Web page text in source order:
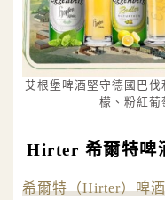
艾根堡啤酒堅守德國巴
檬、粉紅葡
Hirter 希爾特啤
希爾特（Hirter）啤酒